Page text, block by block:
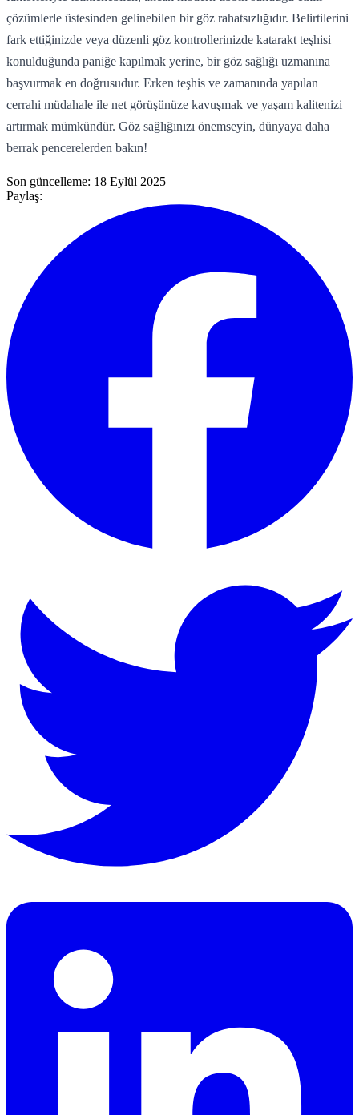
çözümlerle üstesinden gelinebilen bir göz rahatsızlığıdır. Belirtilerini
fark ettiğinizde veya düzenli göz kontrollerinizde katarakt teşhisi
konulduğunda paniğe kapılmak yerine, bir göz sağlığı uzmanına
başvurmak en doğrusudur. Erken teşhis ve zamanında yapılan
cerrahi müdahale ile net görüşünüze kavuşmak ve yaşam kalitenizi
artırmak mümkündür. Göz sağlığınızı önemseyin, dünyaya daha
berrak pencerelerden bakın!
Son güncelleme: 18 Eylül 2025
Paylaş: